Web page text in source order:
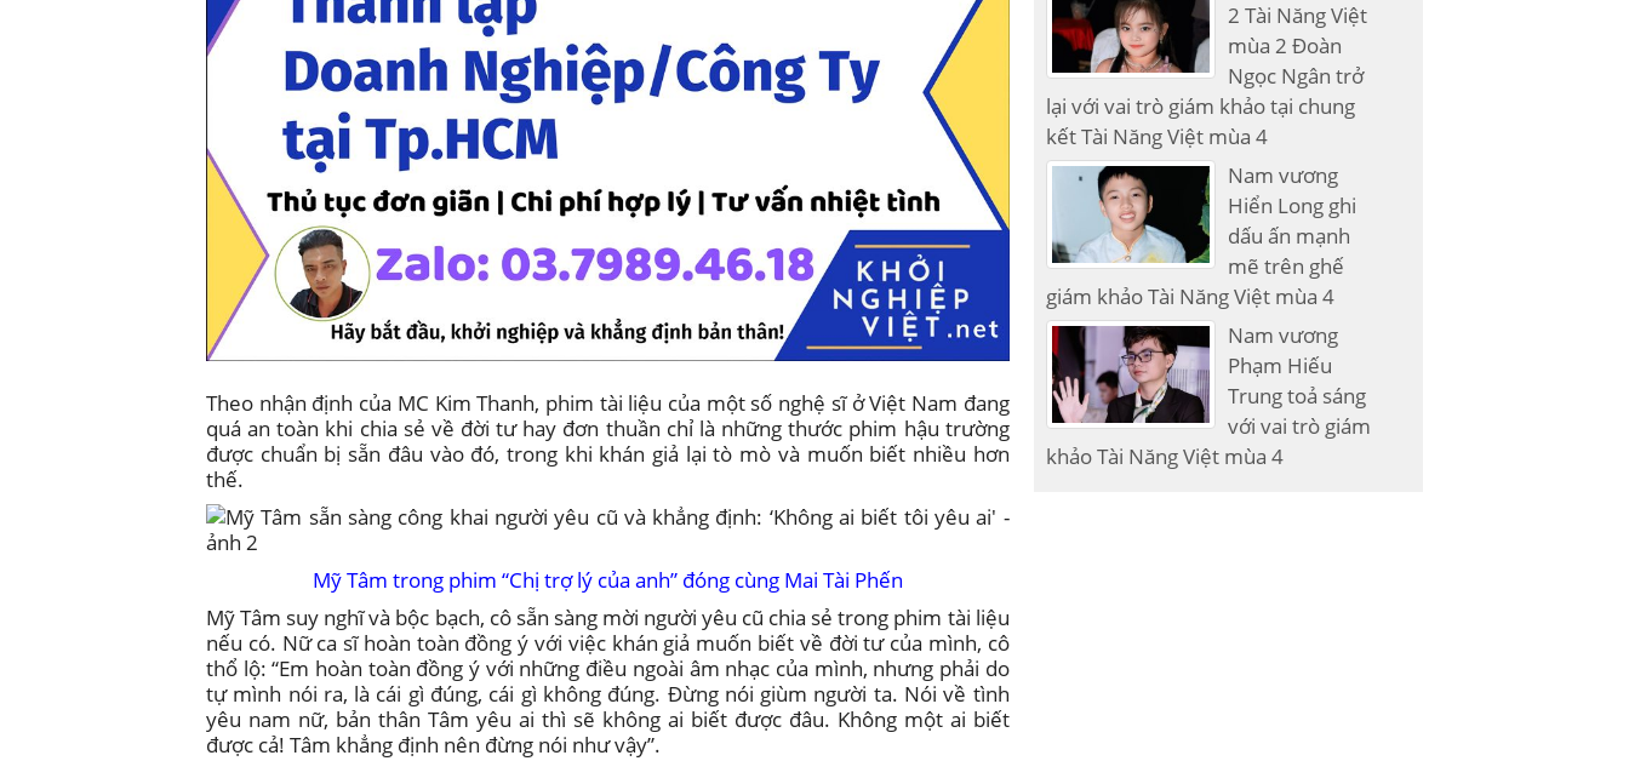
Theo nhận định của MC Kim Thanh, phim tài liệu của một số nghệ sĩ ở Việt Nam đang
quá an toàn khi chia sẻ về đời tư hay đơn thuần chỉ là những thước phim hậu trường
được chuẩn bị sẵn đâu vào đó, trong khi khán giả lại tò mò và muốn biết nhiều hơn
thế.
Mỹ Tâm trong phim “Chị trợ lý của anh” đóng cùng Mai Tài Phến
Mỹ Tâm suy nghĩ và bộc bạch, cô sẵn sàng mời người yêu cũ chia sẻ trong phim tài liệu
nếu có. Nữ ca sĩ hoàn toàn đồng ý với việc khán giả muốn biết về đời tư của mình, cô
thổ lộ: “Em hoàn toàn đồng ý với những điều ngoài âm nhạc của mình, nhưng phải do
tự mình nói ra, là cái gì đúng, cái gì không đúng. Đừng nói giùm người ta. Nói về tình
yêu nam nữ, bản thân Tâm yêu ai thì sẽ không ai biết được đâu. Không một ai biết
được cả! Tâm khẳng định nên đừng nói như vậy”.
2 Tài Năng Việt
mùa 2 Đoàn
Ngọc Ngân trở
lại với vai trò giám khảo tại chung
kết Tài Năng Việt mùa 4
Nam vương
Hiển Long ghi
dấu ấn mạnh
mẽ trên ghế
giám khảo Tài Năng Việt mùa 4
Nam vương
Phạm Hiếu
Trung toả sáng
với vai trò giám
khảo Tài Năng Việt mùa 4